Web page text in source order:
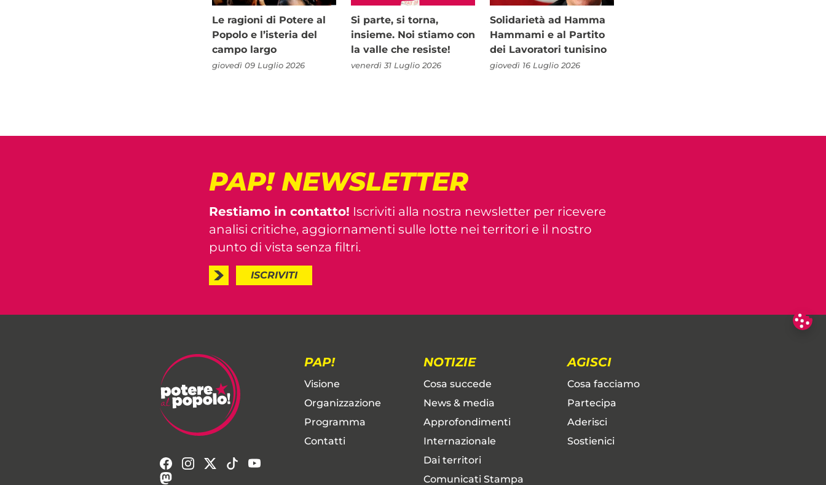
Le ragioni di Potere al
Popolo e l’isteria del
campo largo
giovedì 09 Luglio 2026
Si parte, si torna,
insieme. Noi stiamo con
la valle che resiste!
venerdì 31 Luglio 2026
Solidarietà ad Hamma
Hammami e al Partito
dei Lavoratori tunisino
giovedì 16 Luglio 2026
PAP! NEWSLETTER
Restiamo in contatto! Iscriviti alla nostra newsletter per ricevere
analisi critiche, aggiornamenti sulle lotte nei territori e il nostro
punto di vista senza filtri.
ISCRIVITI
PAP!
Visione
Organizzazione
Programma
Contatti
NOTIZIE
Cosa succede
News & media
Approfondimenti
Internazionale
Dai territori
Comunicati Stampa
AGISCI
Cosa facciamo
Partecipa
Aderisci
Sostienici